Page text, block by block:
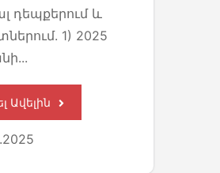
դեպքերում և
1) 2025
Ավելին